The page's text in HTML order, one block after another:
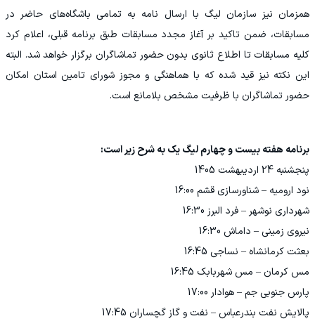
همزمان نیز سازمان لیگ با ارسال نامه به تمامی باشگاه‌های حاضر در
مسابقات، ضمن تاکید بر آغاز مجدد مسابقات طبق برنامه قبلی، اعلام کرد
کلیه مسابقات تا اطلاع ثانوی بدون حضور تماشاگران برگزار خواهد شد. البته
این نکته نیز قید شده که با هماهنگی و مجوز شورای تامین استان امکان
حضور تماشاگران با ظرفیت مشخص بلامانع است.
برنامه هفته بیست و چهارم لیگ یک به شرح زیر است:
پنجشنبه 24 اردیبهشت 1405
نود ارومیه – شناورسازی قشم 16:00
شهرداری نوشهر – فرد البرز 16:30
نیروی زمینی – داماش 16:30
بعثت کرمانشاه – نساجی 16:45
مس کرمان – مس شهربابک 16:45
پارس جنوبی جم – هوادار 17:00
پالایش نفت بندرعباس – نفت و گاز گچساران 17:45